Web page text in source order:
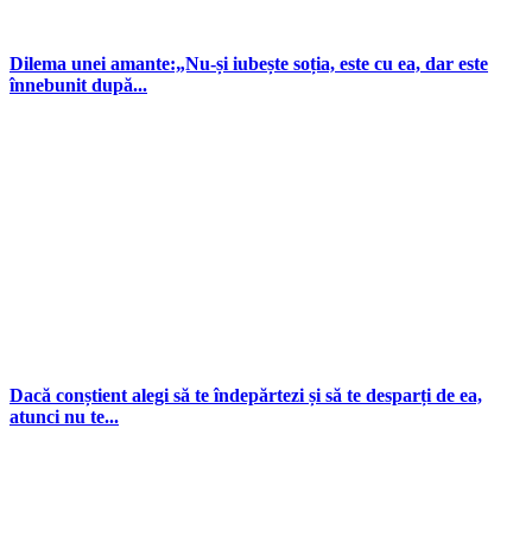
Dilema unei amante:„Nu-și iubește soția, este cu ea, dar este
înnebunit după...
Dacă conștient alegi să te îndepărtezi și să te desparți de ea,
atunci nu te...